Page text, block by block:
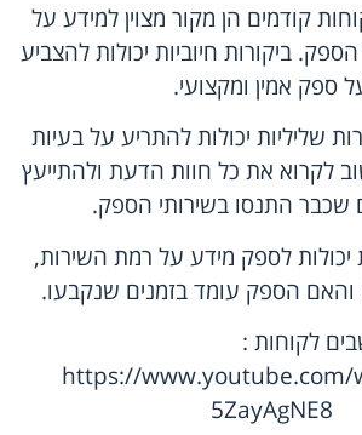
קודמים הן מקור מצוין למידע על
ביקורות חיוביות יכולות להצביע
ספק אמין ומקצועי.
שליליות יכולות להתריע על בעיות
לקרוא את כל חוות הדעת ולהתייעץ
שכבר התנסו בשירותי הספק.
יכולות לספק מידע על רמת השירות,
והאם הספק עומד בזמנים שנקבעו.
לקוחות :
https://www.youtube.com/
5ZayAgNE8